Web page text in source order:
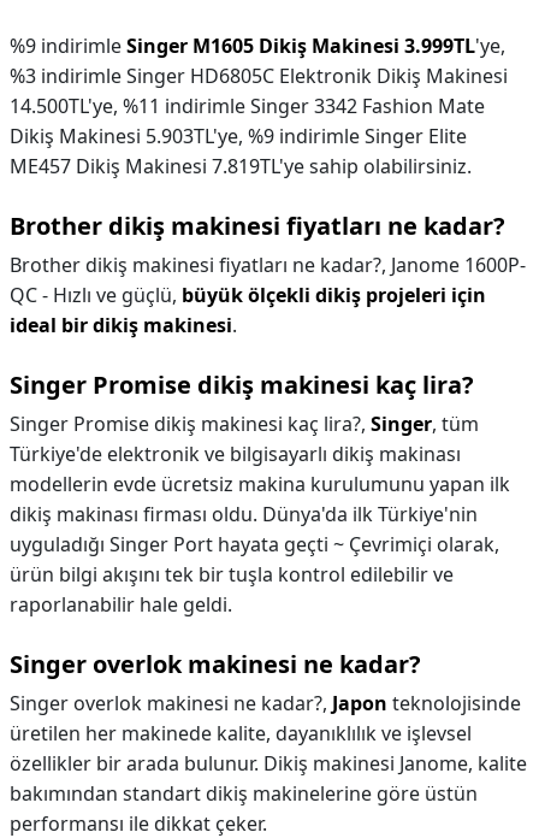
%9 indirimleSinger M1605 Dikiş Makinesi 3.999TL'ye,
%3 indirimle Singer HD6805C Elektronik Dikiş Makinesi
14.500TL'ye, %11 indirimle Singer 3342 Fashion Mate
Dikiş Makinesi 5.903TL'ye, %9 indirimle Singer Elite
ME457 Dikiş Makinesi 7.819TL'ye sahip olabilirsiniz.
Brother dikiş makinesi fiyatları ne kadar?
Brother dikiş makinesi fiyatları ne kadar?, Janome 1600P-
QC - Hızlı ve güçlü, büyük ölçekli dikiş projeleri için
ideal bir dikiş makinesi.
Singer Promise dikiş makinesi kaç lira?
Singer Promise dikiş makinesi kaç lira?, Singer, tüm
Türkiye'de elektronik ve bilgisayarlı dikiş makinası
modellerin evde ücretsiz makina kurulumunu yapan ilk
dikiş makinası firması oldu. Dünya'da ilk Türkiye'nin
uyguladığı Singer Port hayata geçti ~ Çevrimiçi olarak,
ürün bilgi akışını tek bir tuşla kontrol edilebilir ve
raporlanabilir hale geldi.
Singer overlok makinesi ne kadar?
Singer overlok makinesi ne kadar?, Japon teknolojisinde
üretilen her makinede kalite, dayanıklılık ve işlevsel
özellikler bir arada bulunur. Dikiş makinesi Janome, kalite
bakımından standart dikiş makinelerine göre üstün
performansı ile dikkat çeker.